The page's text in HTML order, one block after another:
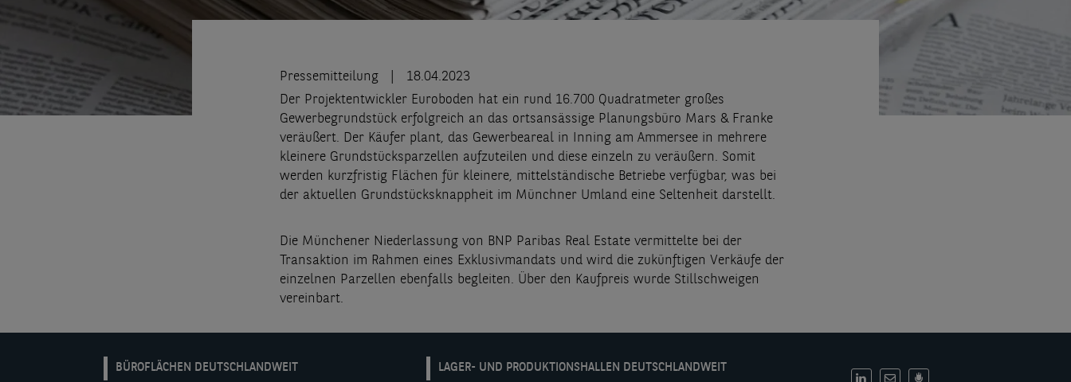
Pressemitteilung
18.04.2023
Der Projektentwickler Euroboden hat ein rund 16.700 Quadratmeter großes
Gewerbegrundstück erfolgreich an das ortsansässige Planungsbüro Mars & Franke
veräußert. Der Käufer plant, das Gewerbeareal in Inning am Ammersee in mehrere
kleinere Grundstücksparzellen aufzuteilen und diese einzeln zu veräußern. Somit
werden kurzfristig Flächen für kleinere, mittelständische Betriebe verfügbar, was bei
der aktuellen Grundstücksknappheit im Münchner Umland eine Seltenheit darstellt.
Die Münchener Niederlassung von BNP Paribas Real Estate vermittelte bei der
Transaktion im Rahmen eines Exklusivmandats und wird die zukünftigen Verkäufe der
einzelnen Parzellen ebenfalls begleiten. Über den Kaufpreis wurde Stillschweigen
vereinbart.
DE:BÜROFLÄCHEN DEUTSCHLANDWEIT
DE:LAGER- UND PRODUKTIONSHALLEN DEUTSCHLANDWEIT
DE: